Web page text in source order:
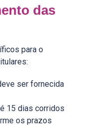
das
para o
ser fornecida
15 dias corridos
os prazos